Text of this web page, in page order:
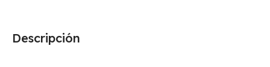
Descripción